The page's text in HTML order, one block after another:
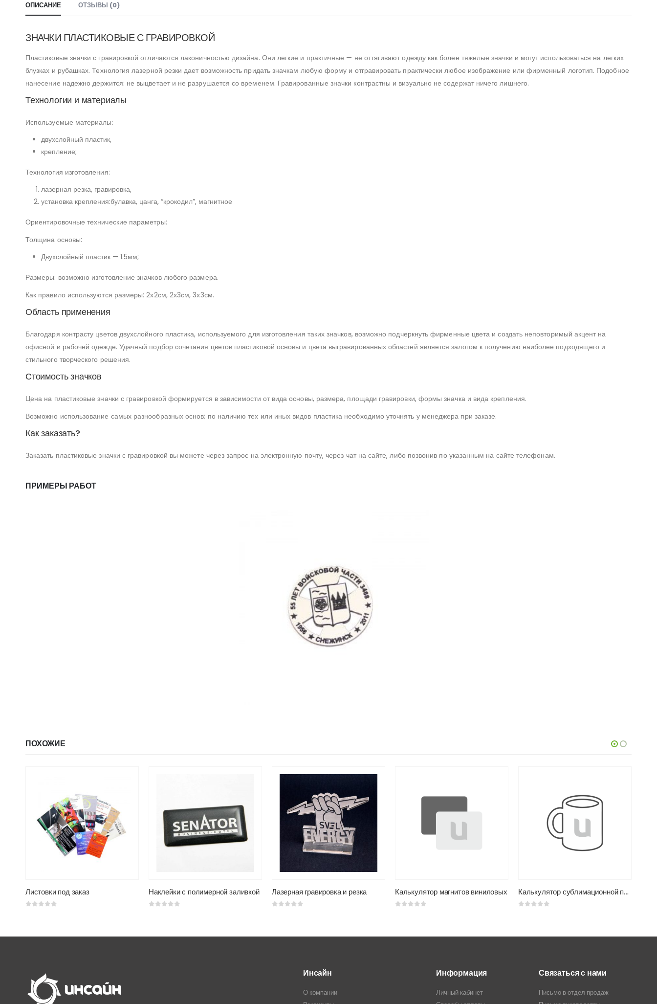
ОПИСАНИЕ ОТЗЫВЫ (0)
ЗНАЧКИ ПЛАСТИКОВЫЕ С ГРАВИРОВКОЙ
Пластиковые значки с гравировкой отличаются лаконичностью дизайна. Они легкие и практичные — не оттягивают одежду как более тяжелые значки и могут использоваться на легких
блузках и рубашках. Технология лазерной резки дает возможность придать значкам любую форму и отгравировать практически любое изображение или фирменный логотип. Подобное
нанесение надежно держится: не выцветает и не разрушается со временем. Гравированные значки контрастны и визуально не содержат ничего лишнего.
Технологии и материалы
Используемые материалы:
двухслойный пластик,
крепление;
Технология изготовления:
лазерная резка, гравировка,
установка крепления:булавка, цанга, “крокодил”, магнитное
Ориентировочные технические параметры:
Толщина основы:
Двухслойный пластик — 1.5мм;
Размеры: возможно изготовление значков любого размера.
Как правило используются размеры: 2х2см, 2х3см, 3х3см.
Область применения
Благодаря контрасту цветов двухслойного пластика, используемого для изготовления таких значков, возможно подчеркнуть фирменные цвета и создать неповторимый акцент на
офисной и рабочей одежде. Удачный подбор сочетания цветов пластиковой основы и цвета выгравированных областей является залогом к получению наиболее подходящего и
стильного творческого решения.
Стоимость значков
Цена на пластиковые значки с гравировкой формируется в зависимости от вида основы, размера, площади гравировки, формы значка и вида крепления.
Возможно использование самых разнообразных основ: по наличию тех или иных видов пластика необходимо уточнять у менеджера при заказе.
Как заказать?
Заказать пластиковые значки с гравировкой вы можете через запрос на электронную почту, через чат на сайте, либо позвонив по указанным на сайте телефонам.
ПРИМЕРЫ РАБОТ
ПОХОЖИЕ
Листовки под заказ Наклейки с полимерной заливкой Лазерная гравировка и резка Калькулятор магнитов виниловых Калькулятор сублимационной печати на кружки
Инсайн
О компании
Информация
Личный кабинет
Связаться с нами
Письмо в отдел продаж